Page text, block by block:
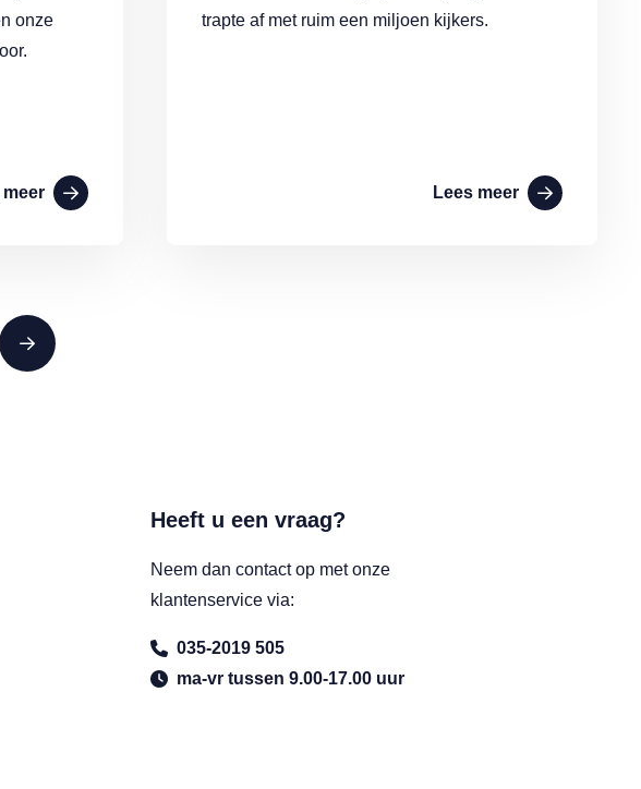
onze
meer
trapte af met ruim een miljoen kijkers.
Lees meer
Heeft u een vraag?
Neem dan contact op met onze
klantenservice via:
035-2019 505
ma-vr tussen 9.00-17.00 uur